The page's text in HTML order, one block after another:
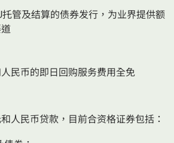
管及结算的债券发行，为业界提供额
民币的即日回购服务费用全免
人民币贷款，目前合资格证券包括：